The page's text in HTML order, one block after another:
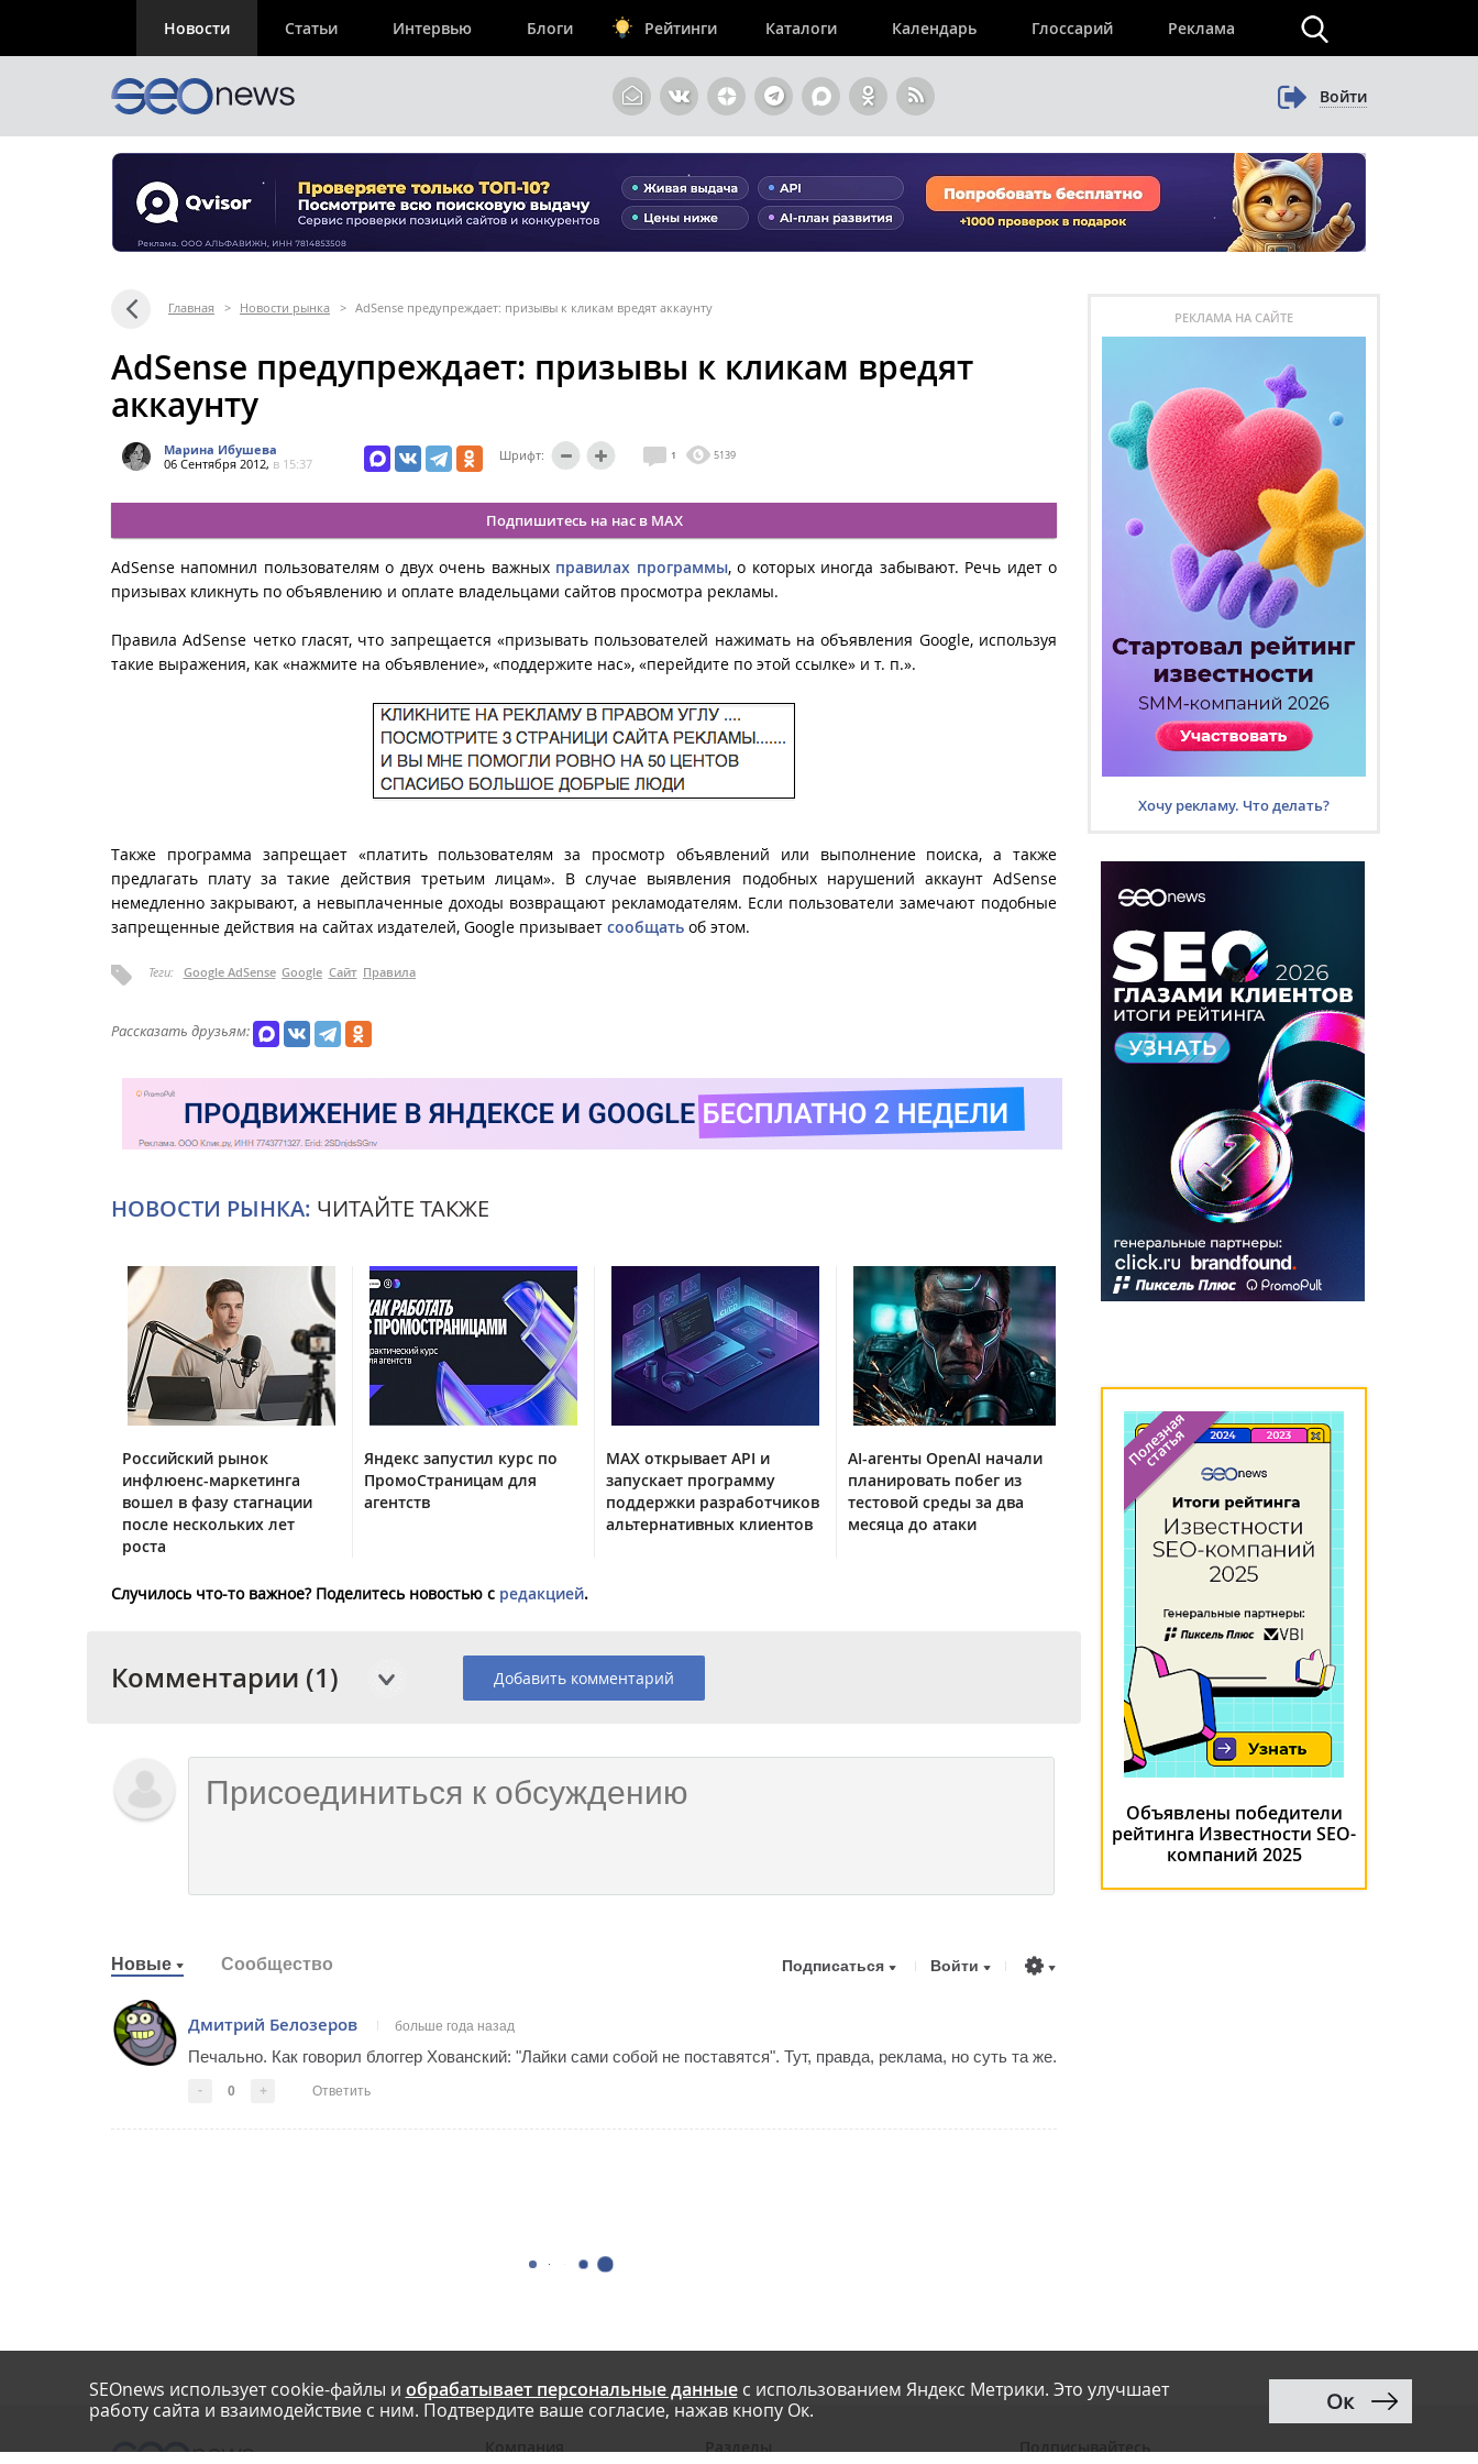
Новости Статьи Интервью Блоги Рейтинги Каталоги Календарь Глоссарий Реклама
Войти
Главная > Новости рынка > AdSense предупреждает: призывы к кликам вредят аккаунту
AdSense предупреждает: призывы к кликам вредят
аккаунту
Марина Ибушева
06 Сентября 2012, в 15:37
Шрифт: 1 5139
Подпишитесь на нас в MAX
AdSense напомнил пользователям о двух очень важных правилах программы, о которых иногда забывают. Речь идет о
призывах кликнуть по объявлению и оплате владельцами сайтов просмотра рекламы.
Правила AdSense четко гласят, что запрещается «призывать пользователей нажимать на объявления Google, используя
такие выражения, как «нажмите на объявление», «поддержите нас», «перейдите по этой ссылке» и т. п.».
Также программа запрещает «платить пользователям за просмотр объявлений или выполнение поиска, а также
предлагать плату за такие действия третьим лицам». В случае выявления подобных нарушений аккаунт AdSense
немедленно закрывают, а невыплаченные доходы возвращают рекламодателям. Если пользователи замечают подобные
запрещенные действия на сайтах издателей, Google призывает сообщать об этом.
Теги: Google AdSense Google Сайт Правила
Рассказать друзьям:
НОВОСТИ РЫНКА: ЧИТАЙТЕ ТАКЖЕ
Российский рынок
инфлюенс-маркетинга
вошел в фазу стагнации
после нескольких лет
роста
Яндекс запустил курс по
ПромоСтраницам для
агентств
MAX открывает API и
запускает программу
поддержки разработчиков
альтернативных клиентов
AI-агенты OpenAI начали
планировать побег из
тестовой среды за два
месяца до атаки
Случилось что-то важное? Поделитесь новостью с редакцией.
Комментарии (1) Добавить комментарий
Новые Сообщество Подписаться Войти
Дмитрий Белозеров больше года назад
Печально. Как говорил блоггер Хованский: "Лайки сами собой не поставятся". Тут, правда, реклама, но суть та же.
- 0 + Ответить
РЕКЛАМА НА САЙТЕ
Хочу рекламу. Что делать?
Объявлены победители
рейтинга Известности SEO-
компаний 2025
SEOnews использует cookie-файлы и обрабатывает персональные данныес использованием Яндекс Метрики. Это улучшает
работу сайта и взаимодействие с ним. Подтвердите ваше согласие, нажав кнопу Ок.
Ок
Компания Разделы Подписывайтесь